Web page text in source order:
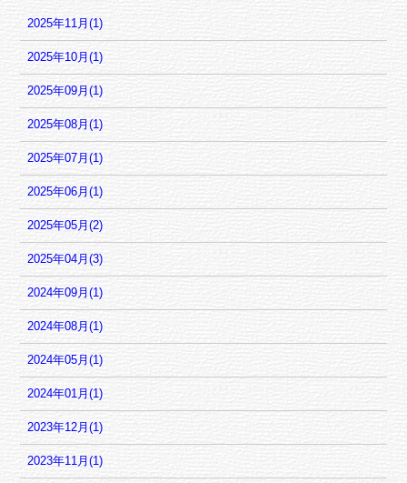
2025年11月(1)
2025年10月(1)
2025年09月(1)
2025年08月(1)
2025年07月(1)
2025年06月(1)
2025年05月(2)
2025年04月(3)
2024年09月(1)
2024年08月(1)
2024年05月(1)
2024年01月(1)
2023年12月(1)
2023年11月(1)